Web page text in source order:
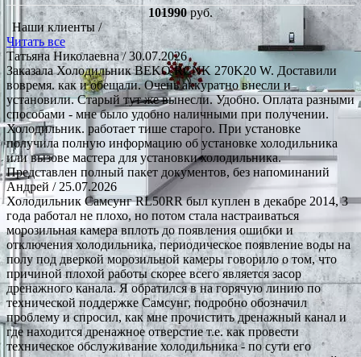
101990руб.
Наши клиенты /
Читать все
Татьяна Николаевна/ 30.07.2026
Заказала Холодильник BEKO RCNK 270K20 W. Доставили
вовремя. как и обещали. Очень аккуратно внесли и
установили. Старый тут же вынесли. Удобно. Оплата разными
способами - мне было удобно наличными при получении.
Холодильник. работает тише старого. При установке
получила полную информацию об установке холодильника
или вызове мастера для установки холодильника.
Представлен полный пакет документов, без напоминаний
Андрей / 25.07.2026
Холодильник Самсунг RL50RR был куплен в декабре 2014, 3
года работал не плохо, но потом стала настраиваться
морозильная камера вплоть до появления ошибки и
отключения холодильника, периодическое появление воды на
полу под дверкой морозильной камеры говорило о том, что
причиной плохой работы скорее всего является засор
дренажного канала. Я обратился в на горячую линию по
технической поддержке Самсунг, подробно обозначил
проблему и спросил, как мне прочистить дренажный канал и
где находится дренажное отверстие т.е. как провести
техническое обслуживание холодильника - по сути его